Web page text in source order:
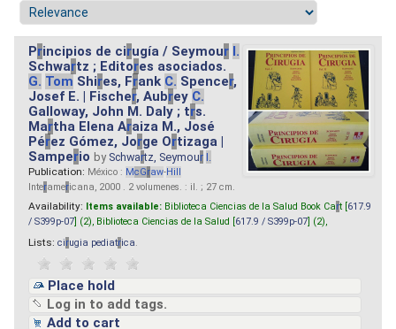
Principios de cirugía / Seymour I.
Schwartz ; Editores asociados.
G. Tom Shires, Frank C. Spencer,
Josef E. | Fischer, Aubrey C.
Galloway, John M. Daly ; trs.
Martha Elena Araiza M., José
Pérez Gómez, Jorge Ortizaga |
Samperio by Schwartz, Seymour I.
Publication: México : McGraw-Hill
Interamericana, 2000 . 2 volumenes. : il. ; 27 cm.
Availability: Items available: Biblioteca Ciencias de la Salud Book Cart [ 617.9
/ S399p-07 ] (2), Biblioteca Ciencias de la Salud [ 617.9 / S399p-07 ] (2),
Lists: cirugia pediatrica
Place hold
Log in to add tags.
Add to cart